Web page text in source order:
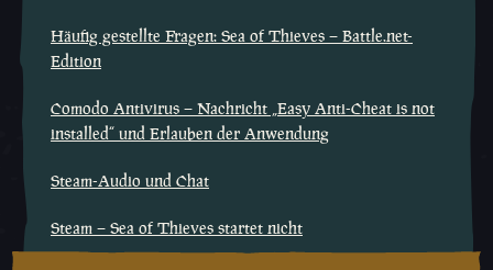
Häufig gestellte Fragen: Sea of Thieves – Battle.net-
Edition
Comodo Antivirus – Nachricht „Easy Anti-Cheat is not
installed“ und Erlauben der Anwendung
Steam-Audio und Chat
Steam – Sea of Thieves startet nicht